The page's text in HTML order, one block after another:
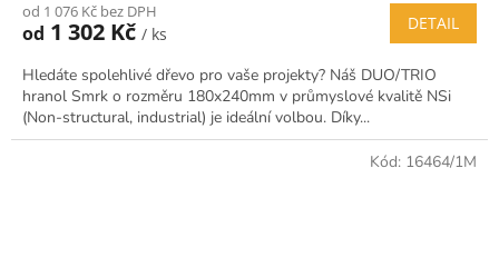
od 1 076 Kč bez DPH
od 1 302 Kč / ks
DETAIL
Hledáte spolehlivé dřevo pro vaše projekty? Náš DUO/TRIO
hranol Smrk o rozměru 180x240mm v průmyslové kvalitě NSi
(Non-structural, industrial) je ideální volbou. Díky...
Kód: 16464/1M